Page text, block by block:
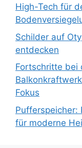
High-Tech für
Schilder auf
entdecken
Fortschritte bei
Fokus
Pufferspeicher:
für moderne